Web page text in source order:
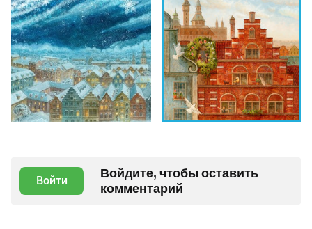
Войти
Войдите, чтобы оставить
комментарий